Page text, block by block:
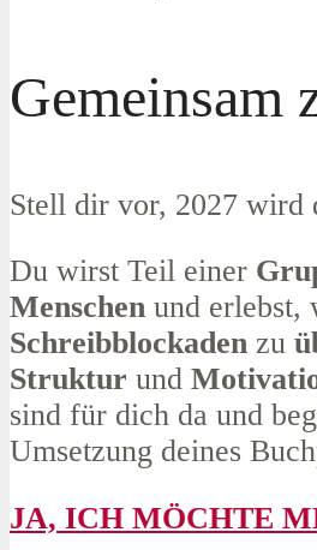
Gemeinsam
Stell dir vor, 2027 wird
Du wirst Teil einer
Menschen und erlebst,
Schreibblockaden zu
Struktur und
sind für dich da und
Umsetzung deines
JA, ICH MÖCHTE